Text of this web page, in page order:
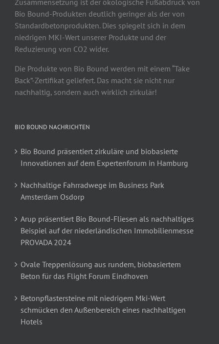
Zusammensetzung ist der ökologische Fußabdruck von
Bio Bound-Produkten deutlich geringer als der von
Standardbetonprodukten. Dies spiegelt sich in dem
niedrigen MKI-Wert unserer Produkte und der
Reduzierung von CO2 wider.
Die Produkte von Bio Bound werden mit einem “Take
Back”-Zertifikat geliefert. Das macht sie nicht nur
nachhaltig, sondern auch wirklich zirkulär!
BIO BOUND NACHRICHTEN
Bio Bound präsentiert zirkuläre und biobasierte
Innovationen auf dem Expertenforum in Hamburg
Nachhaltige Fahrradwege im Business Park
Amsterdam Osdorp
Arup präsentiert Bio Bound-Fliesen als nachhaltiges
Beispiel auf der niederländischen Immobilienmesse
PROVADA 2024
Ovale Treppenlösung aus rundem, biobasiertem
Beton für das Flight Forum Eindhoven
Betonpflastersteine mit niedrigem Mki-Wert
schmücken den Außenbereich eines nachhaltigen
Hotels